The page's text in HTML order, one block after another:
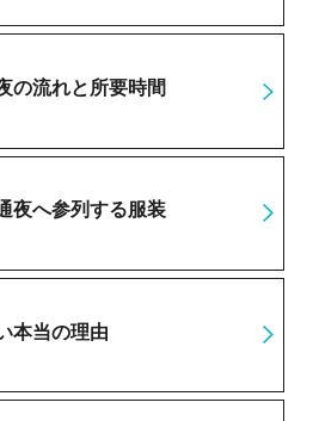
の流れと所要時間
夜へ参列する服装
本当の理由